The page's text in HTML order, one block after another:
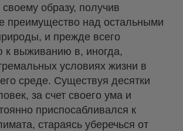
образу, получив
преимущество над остальными
и прежде всего
к выживанию в, иногда,
условиях жизни в
среде. Существуя десятки
за счет своего ума и
приспосабливался к
стараясь уберечься от